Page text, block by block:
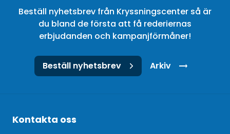
Beställ nyhetsbrev från Kryssningscenter så är
du bland de första att få rederiernas
erbjudanden och kampanjförmåner!
Beställ nyhetsbrev Arkiv
Kontakta oss